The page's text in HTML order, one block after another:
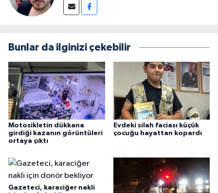
Bunlar da ilginizi çekebilir
Motosikletin dükkana
girdiği kazanın görüntüleri
ortaya çıktı
Evdeki silah faciası küçük
çocuğu hayattan kopardı
Gazeteci, karaciğer nakli